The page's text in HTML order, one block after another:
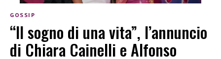
GOSSIP
“Il sogno di una vita”, l’annuncio
di Chiara Cainelli e Alfonso